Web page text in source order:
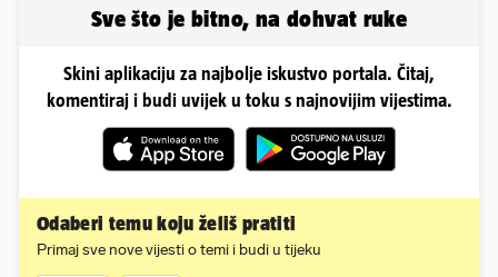
Sve što je bitno, na dohvat ruke
Skini aplikaciju za najbolje iskustvo portala. Čitaj,
komentiraj i budi uvijek u toku s najnovijim vijestima.
Odaberi temu koju želiš pratiti
Primaj sve nove vijesti o temi i budi u tijeku